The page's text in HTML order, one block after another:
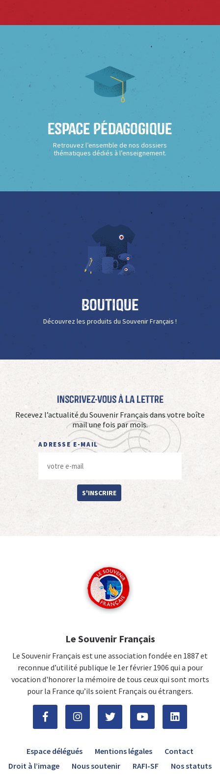
Espace Pédagogique
Retrouvez l’ensemble de nos dossiers
thématiques dédiés à l’enseignement.
Boutique
Découvrez les produits du Souvenir Français !
Inscrivez-vous à La Lettre
Recevez l’actualité du Souvenir Français dans votre boîte
mail une fois par mois.
ADRESSE E-MAIL
S'INSCRIRE
Le Souvenir Français
Le Souvenir Français est une association fondée en 1887 et
reconnue d’utilité publique le 1er février 1906 qui a pour
vocation d'honorer la mémoire de tous ceux qui sont morts
pour la France qu’ils soient Français ou étrangers.
Espace délégués Mentions légales
Contact
Droit à l’image
Nous soutenir RAFI-SF Nos statuts